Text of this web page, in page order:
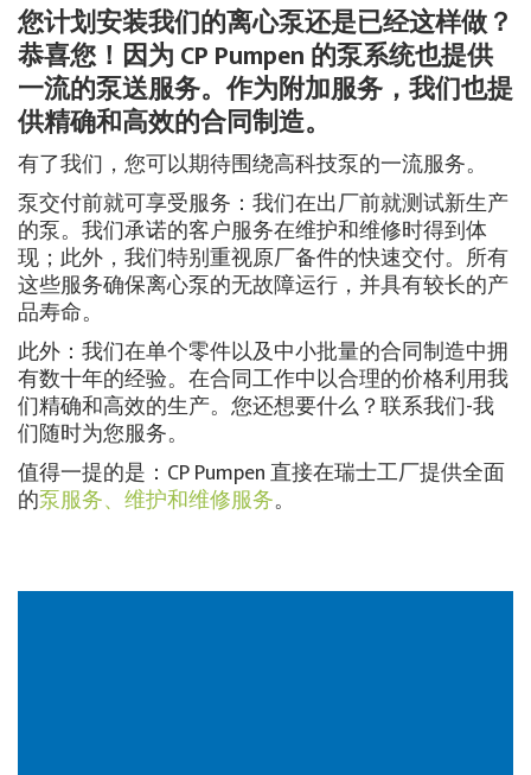
您计划安装我们的离心泵还是已经这样做？
恭喜您！因为 CP Pumpen 的泵系统也提供
一流的泵送服务。作为附加服务，我们也提
供精确和高效的合同制造。
有了我们，您可以期待围绕高科技泵的一流服务。
泵交付前就可享受服务：我们在出厂前就测试新生产
的泵。我们承诺的客户服务在维护和维修时得到体
现；此外，我们特别重视原厂备件的快速交付。所有
这些服务确保离心泵的无故障运行，并具有较长的产
品寿命。
此外：我们在单个零件以及中小批量的合同制造中拥
有数十年的经验。在合同工作中以合理的价格利用我
们精确和高效的生产。您还想要什么？联系我们-我
们随时为您服务。
值得一提的是：CP Pumpen 直接在瑞士工厂提供全面
的泵服务、维护和维修服务。